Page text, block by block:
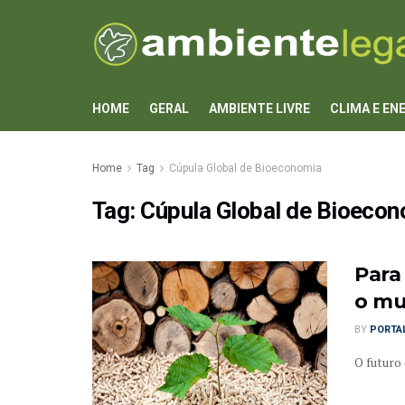
HOME GERAL AMBIENTE LIVRE CLIMA E
Home Tag Cúpula Global de Bioeconomia
Tag: Cúpula Global de
o
BY
O futuro